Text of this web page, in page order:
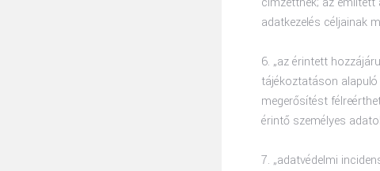
adatkezelés céljainak
6. „az érintett
tájékoztatáson
megerősítést
érintő személyes
7. „adatvédelmi